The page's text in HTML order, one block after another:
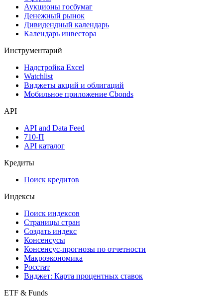
Календарь событий
Дефолты
Размещения
Оферты
Аукционы госбумаг
Денежный рынок
Календарь инвестора
Инструментарий
Надстройка Excel
Мобильное приложение Cbonds
API
API and Data Feed
API каталог
Кредиты
Поиск кредитов
Индексы
Поиск индексов
Страницы стран
Создать индекс
Консенсусы
Консенсус-прогнозы по отчетности
Макроэкономика